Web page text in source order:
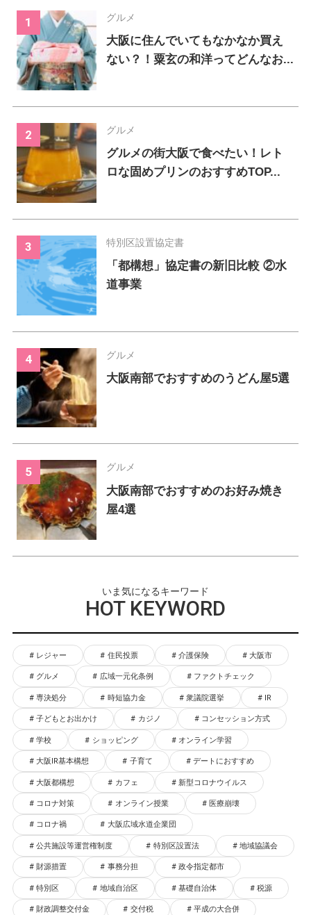
グルメ
大阪に住んでいてもなかなか買え
ない？！粟玄の和洋ってどんなお...
グルメ
グルメの街大阪で食べたい！レト
ロな固めプリンのおすすめTOP...
特別区設置協定書
「都構想」協定書の新旧比較 ②水
道事業
グルメ
大阪南部でおすすめのうどん屋5選
グルメ
大阪南部でおすすめのお好み焼き
屋4選
いま気になるキーワード
HOT KEYWORD
レジャー 住民投票 介護保険 大阪市
グルメ 広域一元化条例 ファクトチェック
専決処分 時短協力金 衆議院選挙 IR
子どもとお出かけ カジノ コンセッション方式
学校 ショッピング オンライン学習
大阪IR基本構想 子育て デートにおすすめ
大阪都構想 カフェ 新型コロナウイルス
コロナ対策 オンライン授業 医療崩壊
コロナ禍 大阪広域水道企業団
公共施設等運営権制度 特別区設置法 地域協議会
財源措置 事務分担 政令指定都市
特別区 地域自治区 基礎自治体 税源
財政調整交付金 交付税 平成の大合併